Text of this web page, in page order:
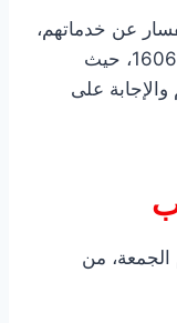
عن خدماتهم،
يمكنكم الاتصال مباشرة على الرقم 16064، حيث
على
الجمعة، من